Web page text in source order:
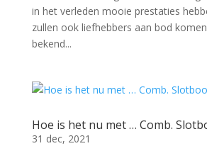
in het verleden mooie prestaties
zullen ook liefhebbers aan bod
bekend...
Hoe is het nu met … Comb.
31 dec, 2021